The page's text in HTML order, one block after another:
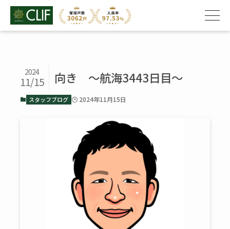
向き ～航海3443日目～
2024
11/15
スタッフブログ 2024年11月15日